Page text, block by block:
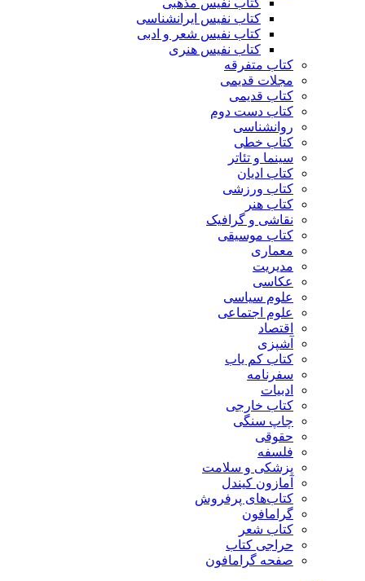
کتاب نفیس مذهبی
کتاب نفیس ایرانشناسی
کتاب نفیس شعر و ادبی
کتاب نفیس هنری
کتاب متفرقه
مجلات قدیمی
کتاب قدیمی
کتاب دست دوم
روانشناسی
کتاب خطی
سینما و تئاتر
کتاب ادیان
کتاب ورزشی
کتاب هنر
نقاشی و گرافیک
کتاب موسیقی
معماری
مدیریت
عکاسی
علوم سیاسی
علوم اجتماعی
اقتصاد
آشپزی
کتاب کم یاب
سفرنامه
ادبیات
کتاب خارجی
چاپ سنگی
حقوقی
فلسفه
پزشکی و سلامت
آمازون کیندل
کتاب‌های پرفروش
گرامافون
کتاب شعر
حراجی کتاب
صفحه گرامافون